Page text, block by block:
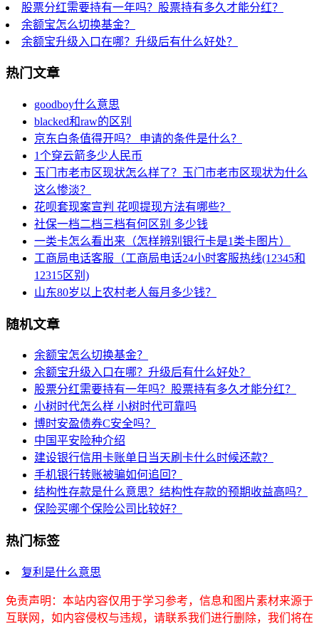
股票分红需要持有一年吗？股票持有多久才能分红？
余额宝怎么切换基金？
余额宝升级入口在哪？升级后有什么好处？
热门文章
goodboy什么意思
blacked和raw的区别
京东白条值得开吗？ 申请的条件是什么？
1个穿云箭多少人民币
玉门市老市区现状怎么样了？玉门市老市区现状为什么
这么惨淡？
花呗套现案宣判 花呗提现方法有哪些？
社保一档二档三档有何区别 多少钱
一类卡怎么看出来（怎样辨别银行卡是1类卡图片）
工商局电话客服（工商局电话24小时客服热线(12345和
12315区别)
山东80岁以上农村老人每月多少钱？
随机文章
余额宝怎么切换基金？
余额宝升级入口在哪？升级后有什么好处？
股票分红需要持有一年吗？股票持有多久才能分红？
小树时代怎么样 小树时代可靠吗
博时安盈债券C安全吗？
中国平安险种介绍
建设银行信用卡账单日当天刷卡什么时候还款？
手机银行转账被骗如何追回？
结构性存款是什么意思？结构性存款的预期收益高吗？
保险买哪个保险公司比较好？
热门标签
复利是什么意思
免责声明：本站内容仅用于学习参考，信息和图片素材来源于
互联网，如内容侵权与违规，请联系我们进行删除，我们将在